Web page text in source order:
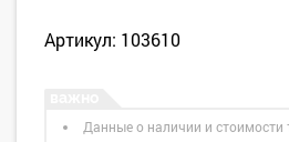
Артикул: 103610
Данные о наличии и стоимости